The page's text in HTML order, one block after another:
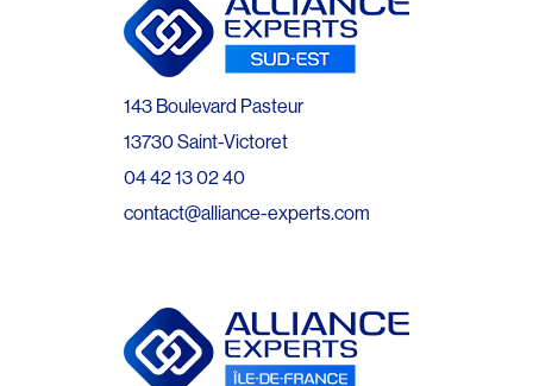
143 Boulevard Pasteur
13730 Saint-Victoret
04 42 13 02 40
contact@alliance-experts.com